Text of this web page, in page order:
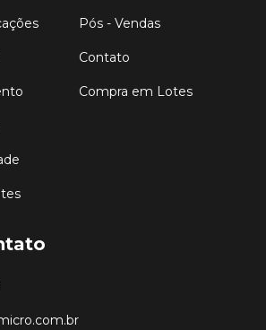
Pós - Vendas
Contato
Compra em Lotes